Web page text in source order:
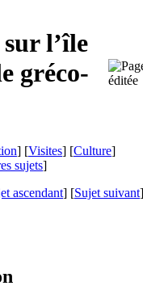
sur l’île
gréco-
] [Visites] [Culture]
sujets]
ascendant] [Sujet suivant]